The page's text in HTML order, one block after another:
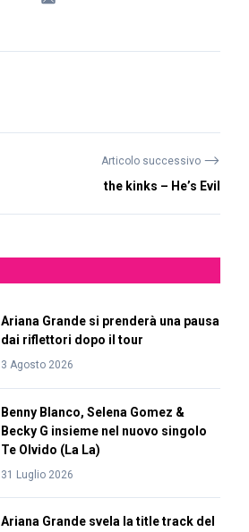
Articolo successivo ⟶
the kinks – He’s Evil
Ariana Grande si prenderà una pausa
dai riflettori dopo il tour
3 Agosto 2026
Benny Blanco, Selena Gomez &
Becky G insieme nel nuovo singolo
Te Olvido (La La)
31 Luglio 2026
Ariana Grande svela la title track del